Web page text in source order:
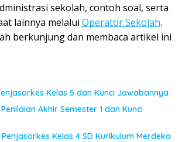
sekolah, contoh soal, serta
lainnya melalui Operator Sekolah.
berkunjung dan membaca artikel ini
Kelas 5 dan Kunci Jawabannya
Akhir Semester 1 dan Kunci
Penjasorkes Kelas 4 SD Kurikulum Merdeka